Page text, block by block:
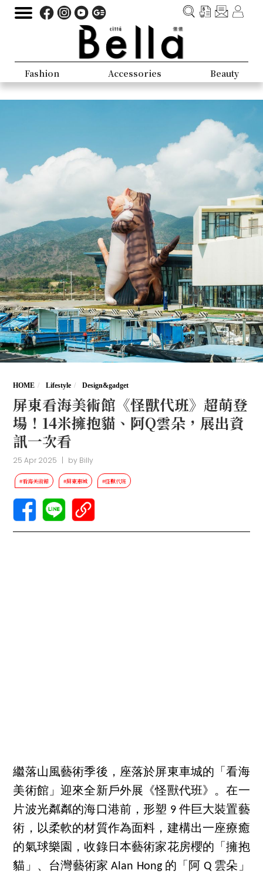
Fashion Accessories Beauty
HOME Lifestyle Design&gadget
屏東看海美術館《怪獸代班》超萌登
場！14米擁抱貓、阿Q雲朵，展出資
訊一次看
25 Apr 2025 | by Billy
#看海美術館 #屏東車城 #怪獸代班
繼落山風藝術季後，座落於屏東車城的「看海
美術館」迎來全新戶外展《怪獸代班》。在一
片波光粼粼的海口港前，形塑 9 件巨大裝置藝
術，以柔軟的材質作為面料，建構出一座療癒
的氣球樂園，收錄日本藝術家花房櫻的「擁抱
貓」、台灣藝術家 Alan Hong 的「阿 Q 雲朵」